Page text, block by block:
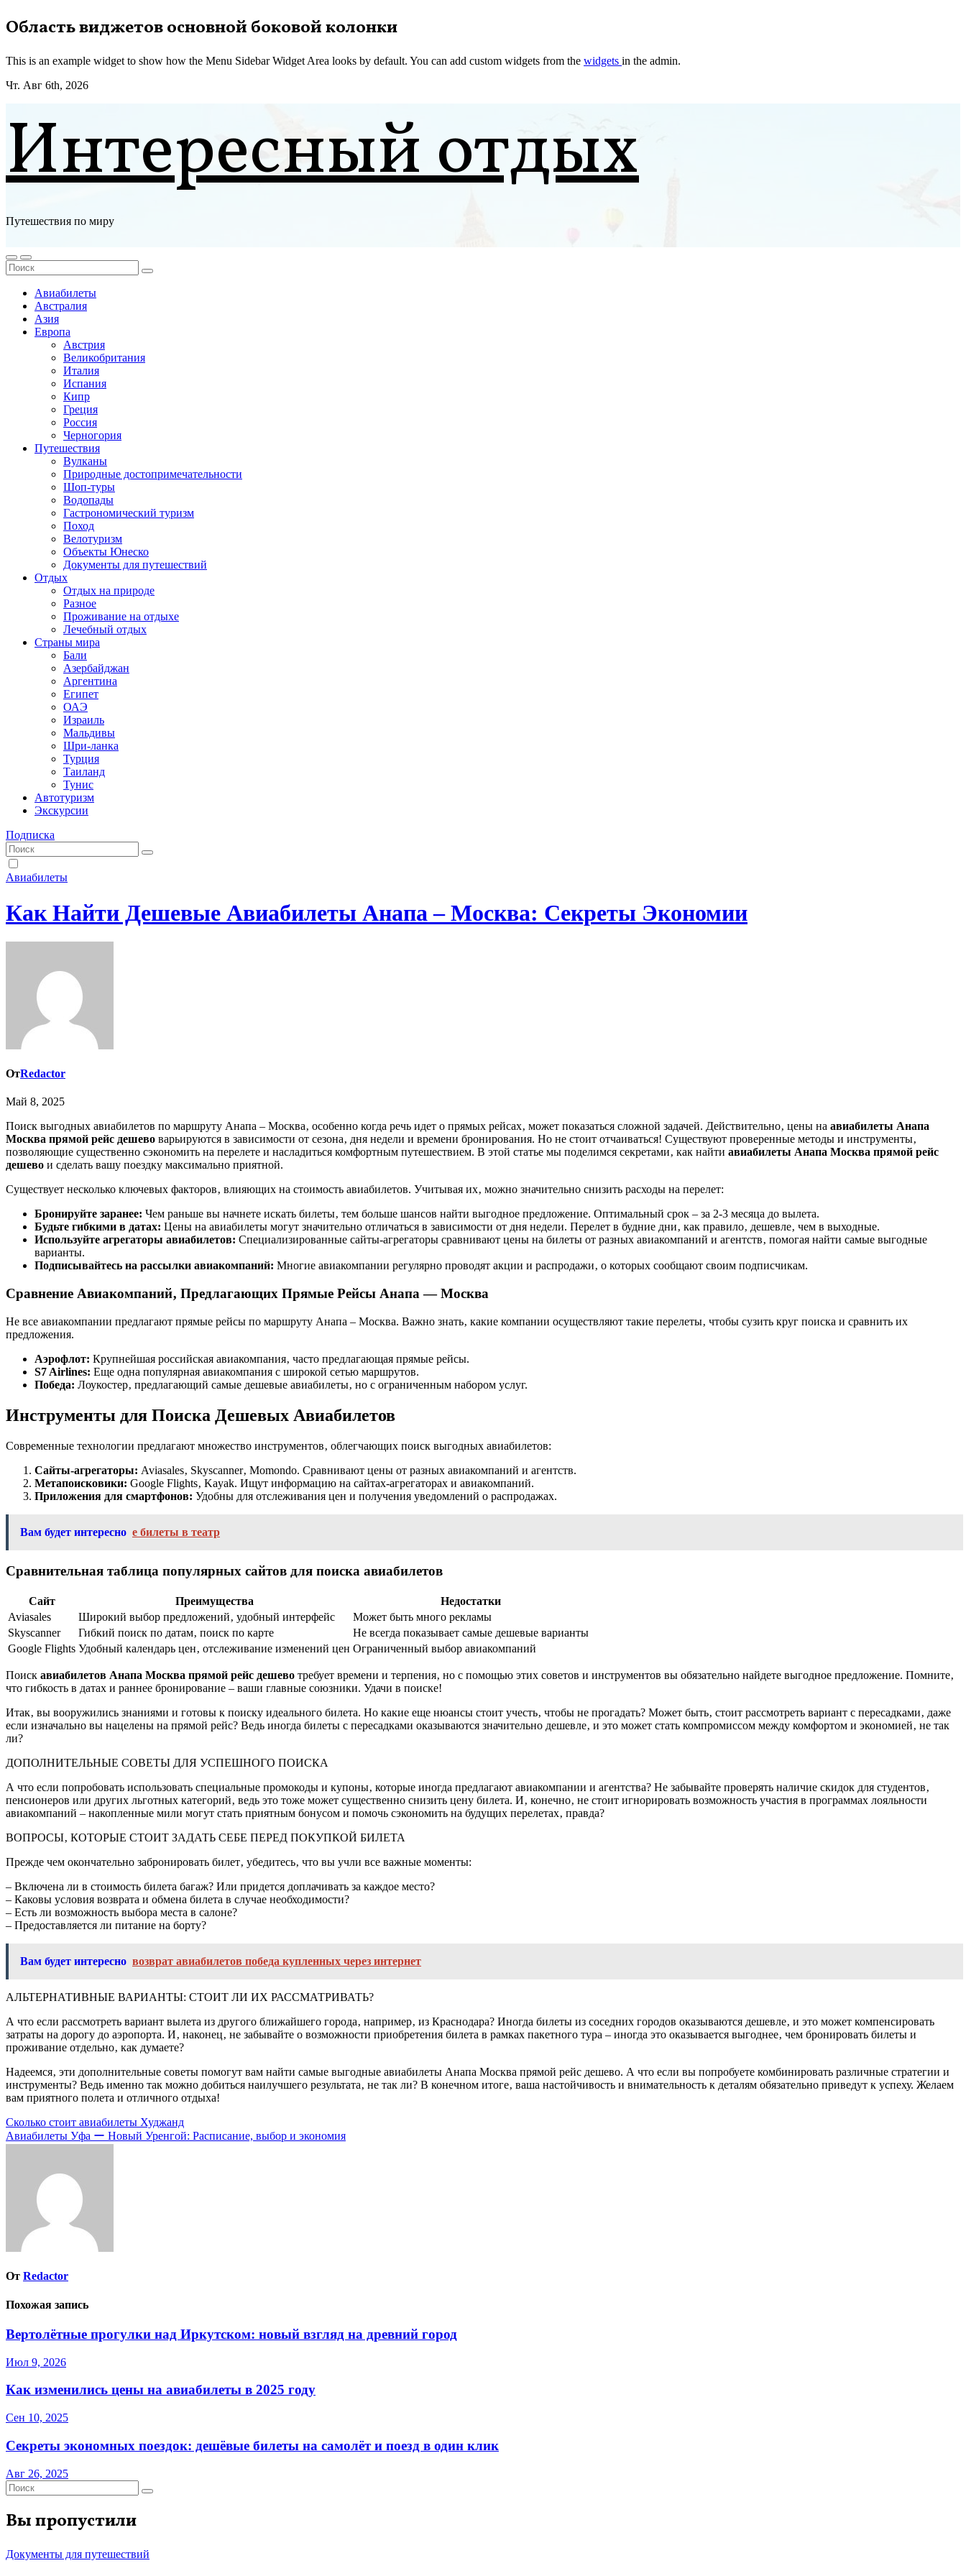
Перейти
к
Область виджетов основной боковой колонки
This is an example widget to show how the Menu Sidebar Widget Area looks by default. You can add custom widgets from the widgets in the admin.
Чт. Авг 6th, 2026
Интересный отдых
Путешествия по миру
Авиабилеты
Австралия
Азия
Европа
Австрия
Великобритания
Италия
Испания
Кипр
Греция
Россия
Черногория
Путешествия
Вулканы
Природные достопримечательности
Шоп-туры
Водопады
Гастрономический туризм
Поход
Велотуризм
Объекты Юнеско
Документы для путешествий
Отдых
Отдых на природе
Разное
Проживание на отдыхе
Лечебный отдых
Страны мира
Бали
Азербайджан
Аргентина
Египет
ОАЭ
Израиль
Мальдивы
Шри-ланка
Турция
Таиланд
Тунис
Автотуризм
Экскурсии
Подписка
Авиабилеты
Как Найти Дешевые Авиабилеты Анапа ‒ Москва: Секреты Экономии
ОтRedactor
Май 8, 2025
Поиск выгодных авиабилетов по маршруту Анапа – Москва‚ особенно когда речь идет о прямых рейсах‚ может показаться сложной задачей. Действительно‚ цены на авиабилеты Анапа
Москва прямой рейс дешево варьируются в зависимости от сезона‚ дня недели и времени бронирования. Но не стоит отчаиваться! Существуют проверенные методы и инструменты‚
позволяющие существенно сэкономить на перелете и насладиться комфортным путешествием. В этой статье мы поделимся секретами‚ как найти авиабилеты Анапа Москва прямой рейс
дешево и сделать вашу поездку максимально приятной.
Существует несколько ключевых факторов‚ влияющих на стоимость авиабилетов. Учитывая их‚ можно значительно снизить расходы на перелет:
Бронируйте заранее: Чем раньше вы начнете искать билеты‚ тем больше шансов найти выгодное предложение. Оптимальный срок – за 2-3 месяца до вылета.
Будьте гибкими в датах: Цены на авиабилеты могут значительно отличаться в зависимости от дня недели. Перелет в будние дни‚ как правило‚ дешевле‚ чем в выходные.
Используйте агрегаторы авиабилетов: Специализированные сайты-агрегаторы сравнивают цены на билеты от разных авиакомпаний и агентств‚ помогая найти самые выгодные
варианты.
Подписывайтесь на рассылки авиакомпаний: Многие авиакомпании регулярно проводят акции и распродажи‚ о которых сообщают своим подписчикам.
Сравнение Авиакомпаний‚ Предлагающих Прямые Рейсы Анапа ― Москва
Не все авиакомпании предлагают прямые рейсы по маршруту Анапа – Москва. Важно знать‚ какие компании осуществляют такие перелеты‚ чтобы сузить круг поиска и сравнить их
предложения.
Аэрофлот: Крупнейшая российская авиакомпания‚ часто предлагающая прямые рейсы.
S7 Airlines: Еще одна популярная авиакомпания с широкой сетью маршрутов.
Победа: Лоукостер‚ предлагающий самые дешевые авиабилеты‚ но с ограниченным набором услуг.
Инструменты для Поиска Дешевых Авиабилетов
Современные технологии предлагают множество инструментов‚ облегчающих поиск выгодных авиабилетов:
Сайты-агрегаторы: Aviasales‚ Skyscanner‚ Momondo. Сравнивают цены от разных авиакомпаний и агентств.
Метапоисковики: Google Flights‚ Kayak. Ищут информацию на сайтах-агрегаторах и авиакомпаний.
Приложения для смартфонов: Удобны для отслеживания цен и получения уведомлений о распродажах.
Вам будет интересно е билеты в театр
Сравнительная таблица популярных сайтов для поиска авиабилетов
Сайт Преимущества
Недостатки
Aviasales
Широкий выбор предложений‚ удобный интерфейс
Может быть много рекламы
Skyscanner
Гибкий поиск по датам‚ поиск по карте
Не всегда показывает самые дешевые варианты
Google Flights Удобный календарь цен‚ отслеживание изменений цен Ограниченный выбор авиакомпаний
Поиск авиабилетов Анапа Москва прямой рейс дешево требует времени и терпения‚ но с помощью этих советов и инструментов вы обязательно найдете выгодное предложение. Помните‚
что гибкость в датах и раннее бронирование – ваши главные союзники. Удачи в поиске!
Итак‚ вы вооружились знаниями и готовы к поиску идеального билета. Но какие еще нюансы стоит учесть‚ чтобы не прогадать? Может быть‚ стоит рассмотреть вариант с пересадками‚ даже
если изначально вы нацелены на прямой рейс? Ведь иногда билеты с пересадками оказываются значительно дешевле‚ и это может стать компромиссом между комфортом и экономией‚ не так
ли?
ДОПОЛНИТЕЛЬНЫЕ СОВЕТЫ ДЛЯ УСПЕШНОГО ПОИСКА
А что если попробовать использовать специальные промокоды и купоны‚ которые иногда предлагают авиакомпании и агентства? Не забывайте проверять наличие скидок для студентов‚
пенсионеров или других льготных категорий‚ ведь это тоже может существенно снизить цену билета. И‚ конечно‚ не стоит игнорировать возможность участия в программах лояльности
авиакомпаний – накопленные мили могут стать приятным бонусом и помочь сэкономить на будущих перелетах‚ правда?
ВОПРОСЫ‚ КОТОРЫЕ СТОИТ ЗАДАТЬ СЕБЕ ПЕРЕД ПОКУПКОЙ БИЛЕТА
Прежде чем окончательно забронировать билет‚ убедитесь‚ что вы учли все важные моменты:
– Включена ли в стоимость билета багаж? Или придется доплачивать за каждое место?
– Каковы условия возврата и обмена билета в случае необходимости?
– Есть ли возможность выбора места в салоне?
– Предоставляется ли питание на борту?
Вам будет интересно возврат авиабилетов победа купленных через интернет
АЛЬТЕРНАТИВНЫЕ ВАРИАНТЫ: СТОИТ ЛИ ИХ РАССМАТРИВАТЬ?
А что если рассмотреть вариант вылета из другого ближайшего города‚ например‚ из Краснодара? Иногда билеты из соседних городов оказываются дешевле‚ и это может компенсировать
затраты на дорогу до аэропорта. И‚ наконец‚ не забывайте о возможности приобретения билета в рамках пакетного тура – иногда это оказывается выгоднее‚ чем бронировать билеты и
проживание отдельно‚ как думаете?
Надеемся‚ эти дополнительные советы помогут вам найти самые выгодные авиабилеты Анапа Москва прямой рейс дешево. А что если вы попробуете комбинировать различные стратегии и
инструменты? Ведь именно так можно добиться наилучшего результата‚ не так ли? В конечном итоге‚ ваша настойчивость и внимательность к деталям обязательно приведут к успеху. Желаем
вам приятного полета и отличного отдыха!
Навигация
по
Сколько стоит авиабилеты Худжанд
Авиабилеты Уфа ー Новый Уренгой: Расписание, выбор и экономия
От Redactor
Похожая запись
Вертолётные прогулки над Иркутском: новый взгляд на древний город
Июл 9, 2026
Как изменились цены на авиабилеты в 2025 году
Сен 10, 2025
Секреты экономных поездок: дешёвые билеты на самолёт и поезд в один клик
Авг 26, 2025
Вы пропустили
Документы для путешествий